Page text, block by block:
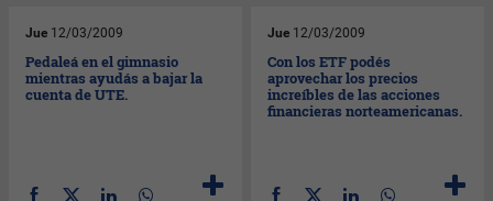
Jue 12/03/2009
Pedaleá en el gimnasio
mientras ayudás a bajar la
cuenta de UTE.
Jue 12/03/2009
Con los ETF podés
aprovechar los precios
increíbles de las acciones
financieras norteamericanas.